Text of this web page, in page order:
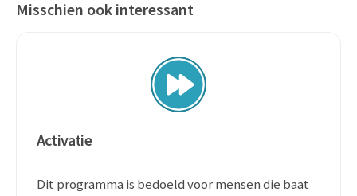
Misschien ook interessant
Activatie
Dit programma is bedoeld voor mensen die baat